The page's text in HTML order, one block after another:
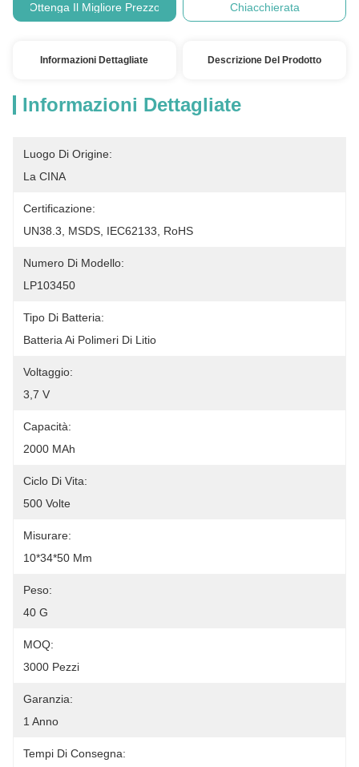
Ottenga Il Migliore Prezzo Chiacchierata
Informazioni Dettagliate Descrizione Del Prodotto
Informazioni Dettagliate
Luogo Di Origine:
La CINA
Certificazione:
UN38.3, MSDS, IEC62133, RoHS
Numero Di Modello:
LP103450
Tipo Di Batteria:
Batteria Ai Polimeri Di Litio
Voltaggio:
3,7 V
Capacità:
2000 MAh
Ciclo Di Vita:
500 Volte
Misurare:
10*34*50 Mm
Peso:
40 G
MOQ:
3000 Pezzi
Garanzia:
1 Anno
Tempi Di Consegna: